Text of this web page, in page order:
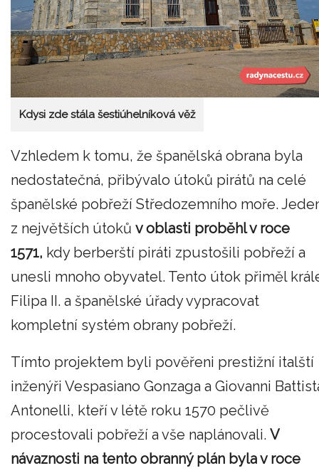
Kdysi zde stála šestiúhelníková věž
Vzhledem k tomu, že španělská obrana byla
nedostatečná, přibývalo útoků pirátů na celé
španělské pobřeží Středozemního moře.
z největších útoků v oblasti proběhl v roce
1571, kdy berberští piráti zpustošili pobřeží a
unesli mnoho obyvatel. Tento útok přiměl
Filipa II. a španělské úřady vypracovat
kompletní systém obrany pobřeží.
Tímto projektem byli pověřeni prestižní italští
inženýři Vespasiano Gonzaga a Giovanni
Antonelli, kteří v létě roku 1570 pečlivě
procestovali pobřeží a vše naplánovali. V
návaznosti na tento obranný plán byla v roce